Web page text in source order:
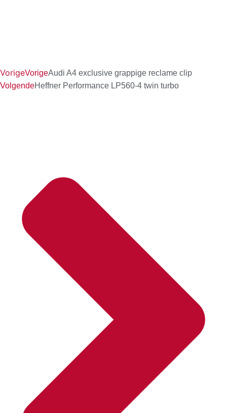
VorigeVorigeAudi A4 exclusive grappige reclame clip
VolgendeHeffner Performance LP560-4 twin turbo